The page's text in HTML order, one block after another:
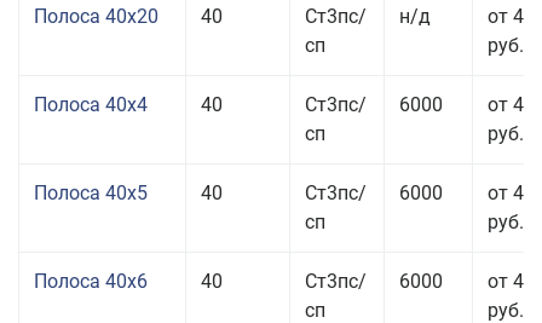
Полоса 40x20 40
Ст3пс/
сп
н/д
от 47
руб.
Полоса 40x4 40
Ст3пс/
сп
6000
от 43
руб.
Полоса 40x5 40
Ст3пс/
сп
6000
от 43
руб.
Полоса 40x6 40
Ст3пс/
сп
6000
от 43
руб.